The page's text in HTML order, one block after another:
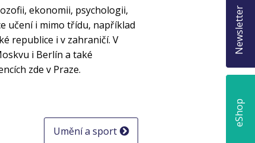
ekonomii, psychologii,
učení i mimo třídu, například
republice i v zahraničí. V
i Berlín a také
zde v Praze.
Umění a sport
Newsletter
eShop